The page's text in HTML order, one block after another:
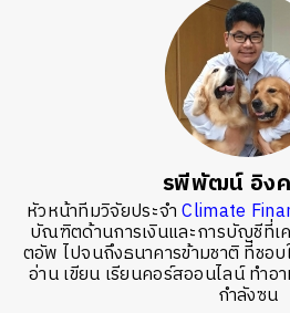
รพีพัฒน์ อิง
หัวหน้าทีมวิจัยประจำClimate
บัณฑิตด้านการเงินและการบัญชีที่เ
ตอัพ ไปจนถึงธนาคารข้ามชาติ ที่ชอ
อ่าน เขียน เรียนคอร์สออนไลน์ ทำอ
กำลังซน